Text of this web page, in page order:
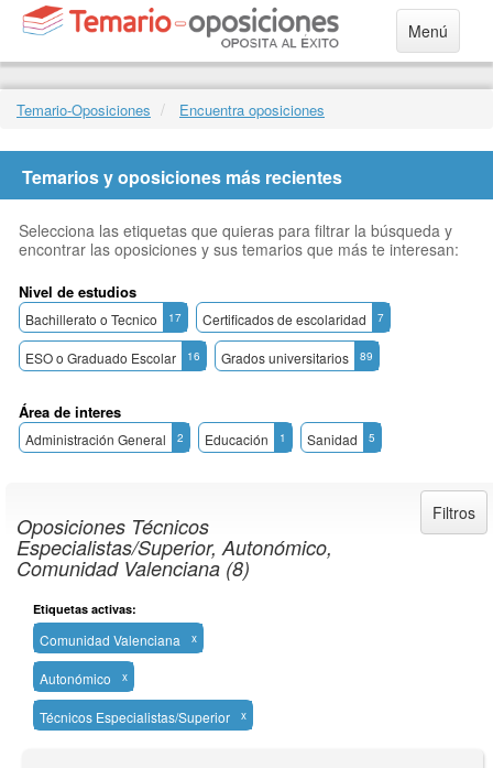
Menú
Temario-Oposiciones Encuentra oposiciones
Temarios y oposiciones más recientes
Selecciona las etiquetas que quieras para filtrar la búsqueda y
encontrar las oposiciones y sus temarios que más te interesan:
Nivel de estudios
Bachillerato o Tecnico 17 Certificados de escolaridad 7
ESO o Graduado Escolar 16 Grados universitarios 89
Área de interes
Administración General 2 Educación 1 Sanidad 5
Oposiciones Técnicos
Especialistas/Superior, Autonómico,
Comunidad Valenciana (8)
Filtros
Etiquetas activas:
Comunidad Valenciana x
Autonómico x
Técnicos Especialistas/Superior x